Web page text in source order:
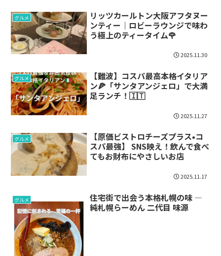
グルメ
リッツカールトン大阪アフタヌー
ンティー｜ロビーラウンジで味わ
う極上のティータイム🌹
2025.11.30
グルメ
【難波】コスパ最高本格イタリア
ン🍕「サンタアンジェロ」で大満
足ランチ！🇮🇹
2025.11.27
グルメ
【原価ビストロチーズプラス•コ
スパ最強】 SNS映え！飲んで食べ
てもお財布にやさしいお店
2025.11.17
グルメ
住宅街で出会う本格札幌の味 ―
純札幌らーめん 二代目 味源